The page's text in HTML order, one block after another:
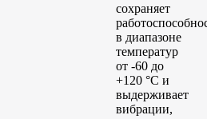
сохраняет
в диапазоне
температур
от -60 до
+120 °C и
выдерживает
вибрации,